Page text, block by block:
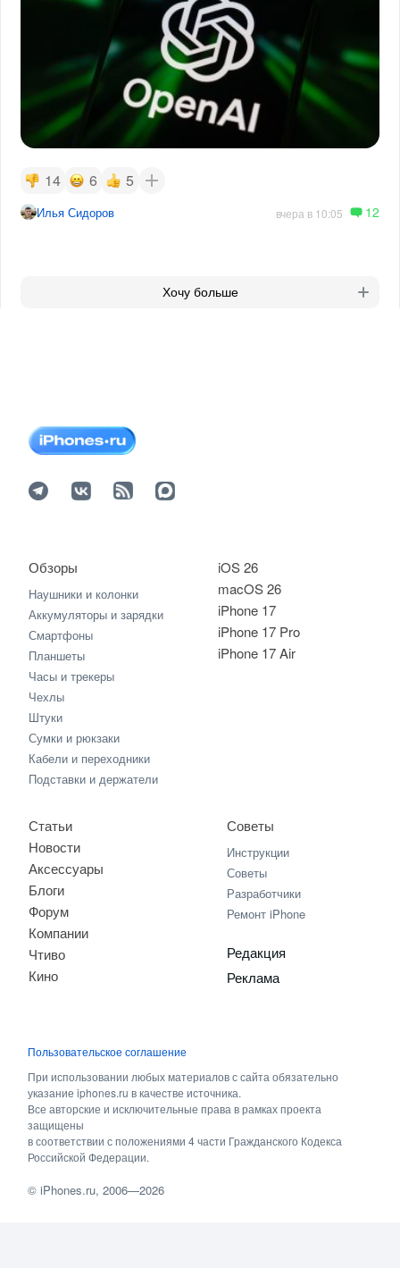
14 6 5
Илья Сидоров вчера в 10:05 12
Хочу больше
iOS 26
macOS 26
iPhone 17
iPhone 17 Pro
iPhone 17 Air
Обзоры
Наушники и колонки
Аккумуляторы и зарядки
Смартфоны
Планшеты
Часы и трекеры
Чехлы
Штуки
Сумки и рюкзаки
Кабели и переходники
Подставки и держатели
Статьи
Новости
Аксессуары
Блоги
Форум
Компании
Чтиво
Кино
Советы
Инструкции
Советы
Разработчики
Ремонт iPhone
Редакция
Реклама
Пользовательское соглашение
При использовании любых материалов с сайта обязательно
указание iphones.ru в качестве источника.
Все авторские и исключительные права в рамках проекта
защищены
в соответствии с положениями 4 части Гражданского Кодекса
Российской Федерации.
©iPhones.ru, 2006—2026